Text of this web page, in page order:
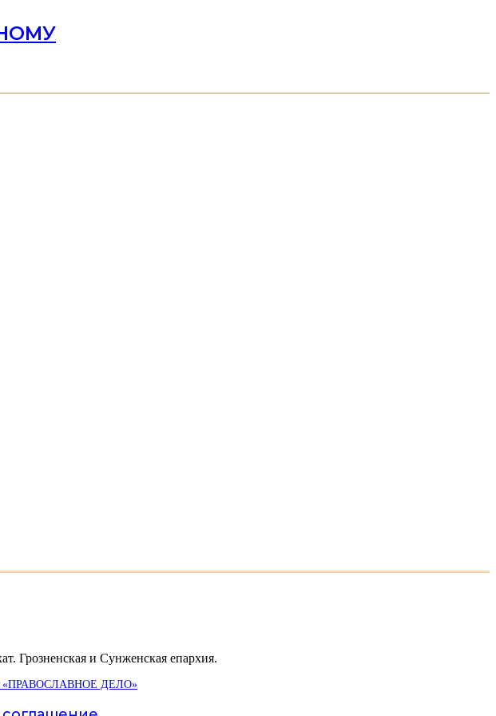
Грозненская и Сунженская епархия.
«ПРАВОСЛАВНОЕ ДЕЛО»